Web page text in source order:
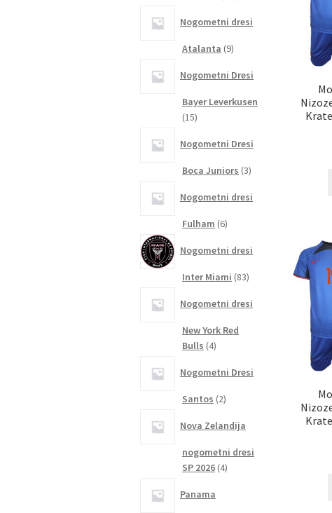
Nogometni dresi
Atalanta 99
Nogometni Dresi
Bayer Leverkusen
1515
Nogometni Dresi
Boca Juniors 33
Nogometni dresi
Fulham 66
Nogometni dresi
Inter Miami 8383
Nogometni dresi
New York Red
Bulls 44
Nogometni Dresi
Santos 22
Nova Zelandija
nogometni dresi
SP 2026 44
Panama